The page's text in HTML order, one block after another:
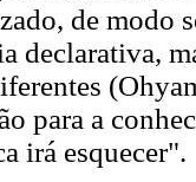
de modo
declarativa,
para a
irá esquecer".